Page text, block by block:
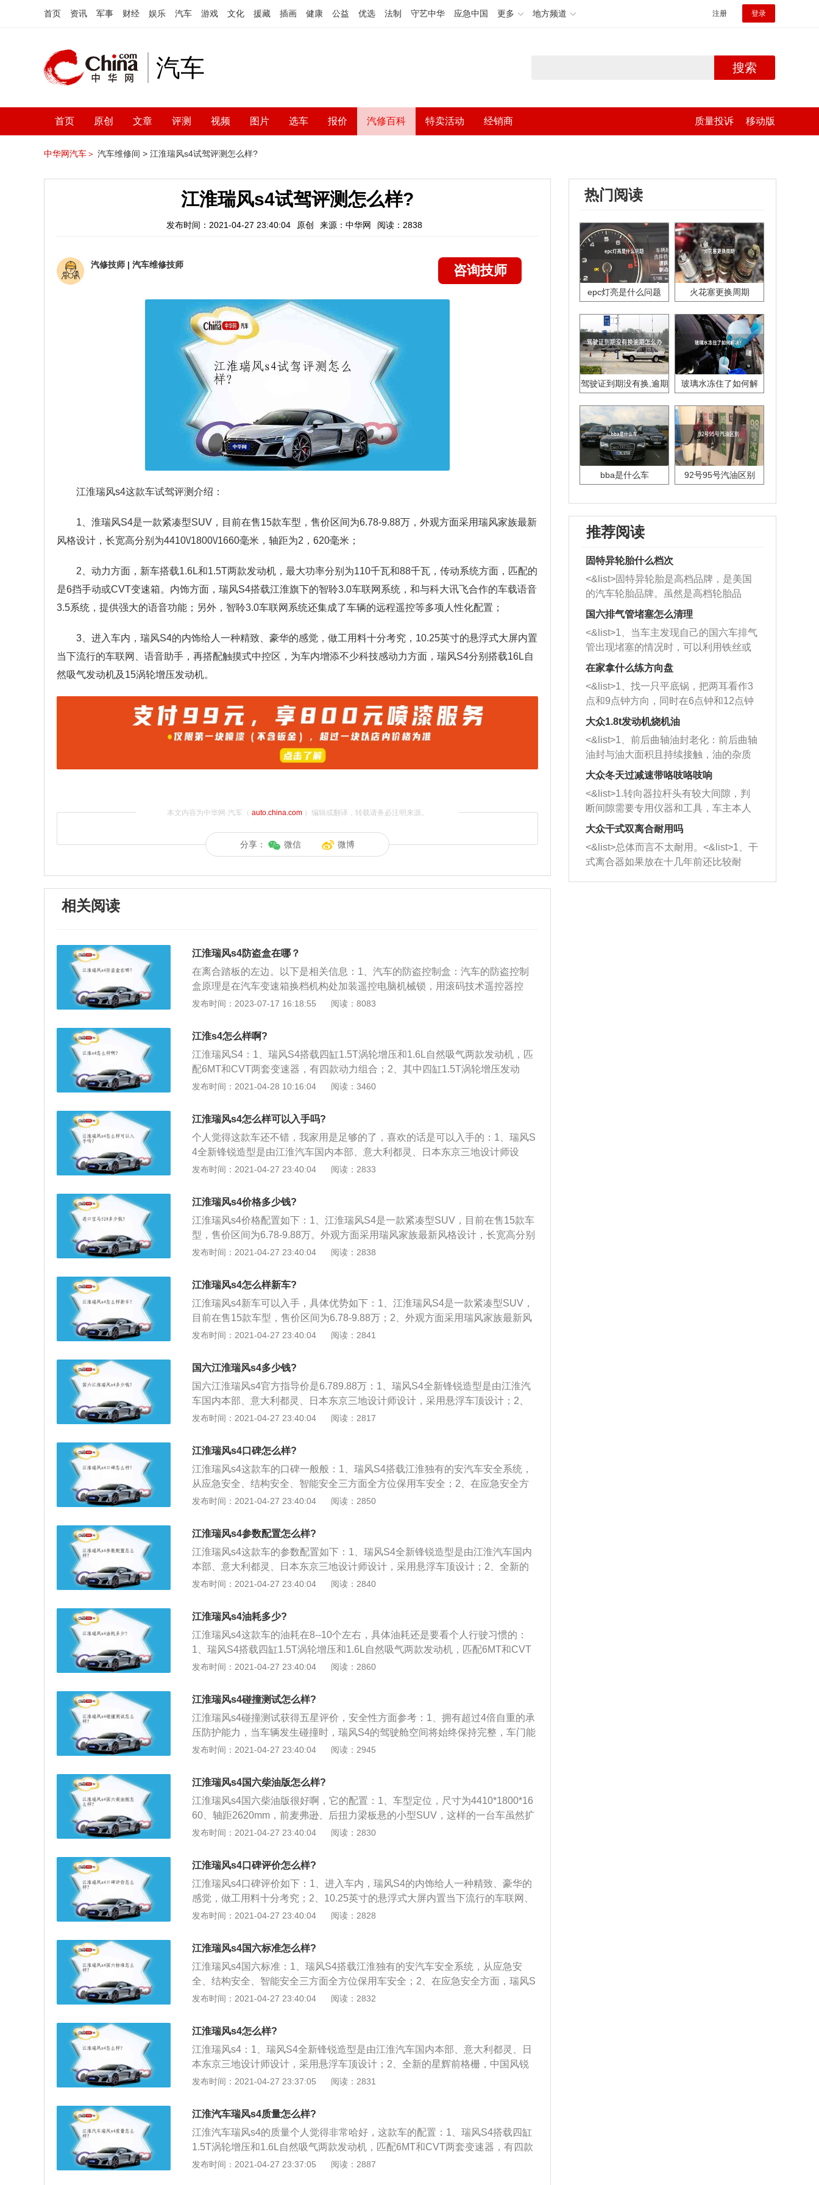
首页 资讯 军事 财经 娱乐 汽车 游戏 文化 援藏 插画 健康 公益 优选 法制 守艺中华 应急中国 更多 地方频道 注册 登录
汽车 搜索
首页 原创 文章 评测 视频 图片 选车 报价 汽修百科 特卖活动 经销商 质量投诉 移动版
中华网汽车＞ 汽车维修间 > 江淮瑞风s4试驾评测怎么样?
江淮瑞风s4试驾评测怎么样?
发布时间：2021-04-27 23:40:04 原创 来源：中华网 阅读：2838
汽修技师 | 汽车维修技师 咨询技师
江淮瑞风s4这款车试驾评测介绍：
1、淮瑞风S4是一款紧凑型SUV，目前在售15款车型，售价区间为6.78-9.88万，外观方面采用瑞风家族最新
风格设计，长宽高分别为4410\/1800\/1660毫米，轴距为2，620毫米；
2、动力方面，新车搭载1.6L和1.5T两款发动机，最大功率分别为110千瓦和88千瓦，传动系统方面，匹配的
是6挡手动或CVT变速箱。内饰方面，瑞风S4搭载江淮旗下的智聆3.0车联网系统，和与科大讯飞合作的车载语音
3.5系统，提供强大的语音功能；另外，智聆3.0车联网系统还集成了车辆的远程遥控等多项人性化配置；
3、进入车内，瑞风S4的内饰给人一种精致、豪华的感觉，做工用料十分考究，10.25英寸的悬浮式大屏内置
当下流行的车联网、语音助手，再搭配触摸式中控区，为车内增添不少科技感动力方面，瑞风S4分别搭载16L自
然吸气发动机及15涡轮增压发动机。
本文内容为中华网·汽车（ auto.china.com）编辑或翻译，转载请务必注明来源。
分享： 微信 微博
相关阅读
江淮瑞风s4防盗盒在哪？
在离合踏板的左边。以下是相关信息：1、汽车的防盗控制盒：汽车的防盗控制
盒原理是在汽车变速箱换档机构处加装遥控电脑机械锁，用滚码技术遥控器控
制，并对安装锁的螺丝孔设计了自锁装置，安装位置隐蔽安全、可以防止偷码和
向控制系统。2、注意事项：防盗系统不是万能的现在许多轿车都在出厂前预装
了车用电脑防盗系统。当钥匙芯片数据与车载电脑预存数据相符，电脑才会通知
相关系统开始工作，允许发动机启动。自带车载电脑防盗系统的轿车不需要再安
装电子防盗器。
发布时间：2023-07-17 16:18:55 阅读：8083
江淮s4怎么样啊?
江淮瑞风S4：1、瑞风S4搭载四缸1.5T涡轮增压和1.6L自然吸气两款发动机，匹
配6MT和CVT两套变速器，有四款动力组合；2、其中四缸1.5T涡轮增压发动
机，其中四缸1.5T涡轮增压发动机，采用低惯量增压器，最大功率110kw，最大
霍尔线性传感器，提升了整车的起步性能。
发布时间：2021-04-28 10:16:04 阅读：3460
江淮瑞风s4怎么样可以入手吗?
个人觉得这款车还不错，我家用是足够的了，喜欢的话是可以入手的：1、瑞风S
4全新锋锐造型是由江淮汽车国内本部、意大利都灵、日本东京三地设计师设
计，采用悬浮车顶设计；2、全新的星辉前格栅，中国风锐眼大灯，龙脊LED尾
1.6L自然吸气两款发动机，匹配6MT和CVT两套变速器，有四款动力组合。其中
四缸1.5T涡轮增压发动机；4、其中四缸1.5T涡轮增压发动机，采用低惯量增压
器，最大功率110kw，最大扭矩210N·m\/2000--4500rpm，百公里加速仅需9.8
秒。
发布时间：2021-04-27 23:40:04 阅读：2833
江淮瑞风s4价格多少钱?
江淮瑞风s4价格配置如下：1、江淮瑞风S4是一款紧凑型SUV，目前在售15款车
型，售价区间为6.78-9.88万。外观方面采用瑞风家族最新风格设计，长宽高分别
为4410\/1800\/1660毫米，轴距为2，620毫米；2、动力方面，新车搭载1.6L和1.
是6挡手动或CVT变速箱。内饰方面，瑞风S4搭载江淮旗下的智聆3.0车联网系
统，和与科大讯飞合作的车载语音3.5系统，提供强大的语音功能；4、另外，智
聆3.0车联网系统还集成了车辆的远程遥控等多项人性化配置。
发布时间：2021-04-27 23:40:04 阅读：2838
江淮瑞风s4怎么样新车?
江淮瑞风s4新车可以入手，具体优势如下：1、江淮瑞风S4是一款紧凑型SUV，
目前在售15款车型，售价区间为6.78-9.88万；2、外观方面采用瑞风家族最新风
格设计，长宽高分别为4410\/1800\/1660毫米，轴距为2，620毫米；3、动力方
动系统方面，匹配的是6挡手动或CVT变速箱。内饰方面，瑞风S4搭载江淮旗下
的智聆3.0车联网系统，和与科大讯飞合作的车载语音3.5系统，提供强大的语音
功能；5、另外，智聆3.0车联网系统还集成了车辆的远程遥控等多项人性化配
置。
发布时间：2021-04-27 23:40:04 阅读：2841
国六江淮瑞风s4多少钱?
国六江淮瑞风s4官方指导价是6.789.88万：1、瑞风S4全新锋锐造型是由江淮汽
车国内本部、意大利都灵、日本东京三地设计师设计，采用悬浮车顶设计；2、
全新的星辉前格栅，中国风锐眼大灯，龙脊LED尾灯，双色运动轮毂及双色车身
全、智能安全三方面全方位保用车安全。
发布时间：2021-04-27 23:40:04 阅读：2817
江淮瑞风s4口碑怎么样?
江淮瑞风s4这款车的口碑一般般：1、瑞风S4搭载江淮独有的安汽车安全系统，
从应急安全、结构安全、智能安全三方面全方位保用车安全；2、在应急安全方
面，瑞风S4搭载TESS爆胎应急安全系统。规避在高速发生爆胎事故时车辆甩
方面，瑞风S4全车高强钢比例达70%，最高强度超过1500MPa，拥有超过4倍自
重的顶压防护能力；4、在智能安全方面，瑞风S4搭载了360全景影像。博世9.3
版本车身稳定控制系统ESP、ESS紧急制动提醒、BOS制动优先系统等多项智能
安全配置。
发布时间：2021-04-27 23:40:04 阅读：2850
江淮瑞风s4参数配置怎么样?
江淮瑞风s4这款车的参数配置如下：1、瑞风S4全新锋锐造型是由江淮汽车国内
本部、意大利都灵、日本东京三地设计师设计，采用悬浮车顶设计；2、全新的
星辉前格栅，中国风锐眼大灯，龙脊LED尾灯，双色运动轮毂及双色车身等设计
屏。
发布时间：2021-04-27 23:40:04 阅读：2840
江淮瑞风s4油耗多少?
江淮瑞风s4这款车的油耗在8--10个左右，具体油耗还是要看个人行驶习惯的：
1、瑞风S4搭载四缸1.5T涡轮增压和1.6L自然吸气两款发动机，匹配6MT和CVT
两套变速器，有四款动力组合。其中四缸1.5T涡轮增压发动机；2、其中四缸1.5
0--4500rpm，百公里加速仅需9.8秒；3、瑞风S4搭载江淮独有的安汽车安全系
统，从应急安全、结构安全、智能安全三方面全方位保用车安全。
发布时间：2021-04-27 23:40:04 阅读：2860
江淮瑞风s4碰撞测试怎么样?
江淮瑞风s4碰撞测试获得五星评价，安全性方面参考：1、拥有超过4倍自重的承
压防护能力，当车辆发生碰撞时，瑞风S4的驾驶舱空间将始终保持完整，车门能
够正常开启，给予车内成员最高的安全保障和逃生机会，这对于越来越注重安全
保障的基础元素，而细节做工则最能体现一个品牌对安全性的重视程度。得益于
江淮汽车和德国大众的深度合作，使得江淮汽车在制造领域迈上了全新台阶。江
淮大众合资公司成立后，其旗下的产品和部分江淮汽车的产品不仅在同一生产线
上共同制造生产；3、在新车的生产过程中，冲压、焊装、涂装、总装的每一个
环节都严格对应大众的生产标准，仅生产工位一项就有97项检查清单以检查是否
保证驾乘者的出行安全。
发布时间：2021-04-27 23:40:04 阅读：2945
江淮瑞风s4国六柴油版怎么样?
江淮瑞风s4国六柴油版很好啊，它的配置：1、车型定位，尺寸为4410*1800*16
60、轴距2620mm，前麦弗逊、后扭力梁板悬的小型SUV，这样的一台车虽然扩
展空间已经有A车的水平但视觉感受还是偏小的；设计感线条犀利缺少小型车应
款江淮自主研发的发动机，以1.5T为例最大功率110kw、峰值扭矩210牛米，匹
配6挡手动、CVT自动变速箱。这款动力组合没有可以吐槽的，手动T版起售价7.
18万，自动T版起售价也仅为8.08万，价格是比较合理的；3、从空间动力两点判
断，S4这台车的级别比宝骏510高出一级，但却比同样定位小型车的传祺GS3、
东南Dx3等车低了一级，在车型非常集中的自主品牌A0级SUV里瑞风S4并没有明
些，但平庸的车型价格也应该平庸一些，否则哪有竞争力。
发布时间：2021-04-27 23:40:04 阅读：2830
江淮瑞风s4口碑评价怎么样?
江淮瑞风s4口碑评价如下：1、进入车内，瑞风S4的内饰给人一种精致、豪华的
感觉，做工用料十分考究；2、10.25英寸的悬浮式大屏内置当下流行的车联网、
语音助手，再搭配触摸式中控区，为车内增添不少科技感动力方面，瑞风S4分别
者最大输出功率为110kW传动部分与发动机四配的是6速手动及CⅥ变速箱，据
恶，新车未来还有望招载12润轮增压发动机并搭配6速双离合变速箱。
发布时间：2021-04-27 23:40:04 阅读：2828
江淮瑞风s4国六标准怎么样?
江淮瑞风s4国六标准：1、瑞风S4搭载江淮独有的安汽车安全系统，从应急安
全、结构安全、智能安全三方面全方位保用车安全；2、在应急安全方面，瑞风S
4搭载TESS爆胎应急安全系统，规避在高速发生爆胎事故时车辆甩尾、翻车等危
全车高强钢比例达70%，最高强度超过1500MPa，拥有超过4倍自重的顶压防护
能力；4、在智能安全方面，瑞风S4搭载了360全景影像，博世9.3版本车身稳定
控制系统ESP、ESS紧急制动提醒、BOS制动优先系统等多项智能安全配置。
发布时间：2021-04-27 23:40:04 阅读：2832
江淮瑞风s4怎么样?
江淮瑞风s4：1、瑞风S4全新锋锐造型是由江淮汽车国内本部、意大利都灵、日
本东京三地设计师设计，采用悬浮车顶设计；2、全新的星辉前格栅，中国风锐
眼大灯，龙脊LED尾灯，双色运动轮毂及双色车身等设计元素；3、非对称式几
发布时间：2021-04-27 23:37:05 阅读：2831
江淮汽车瑞风s4质量怎么样?
江淮汽车瑞风s4的质量个人觉得非常哈好，这款车的配置：1、瑞风S4搭载四缸
1.5T涡轮增压和1.6L自然吸气两款发动机，匹配6MT和CVT两套变速器，有四款
动力组合。其中四缸1.5T涡轮增压发动机。其中四缸1.5T涡轮增压发动机，采用
发布时间：2021-04-27 23:37:05 阅读：2887
热门阅读
epc灯亮是什么问题 火花塞更换周期
驾驶证到期没有换,逾期
玻璃水冻住了如何解
bba是什么车 92号95号汽油区别
推荐阅读
固特异轮胎什么档次
<&list>固特异轮胎是高档品牌，是美国
的汽车轮胎品牌。虽然是高档轮胎品
牌，但是中高低端的轮胎都有生产，这
也是为了更好的开拓市场。
国六排气管堵塞怎么清理
<&list>1、当车主发现自己的国六车排气
管出现堵塞的情况时，可以利用铁丝或
者是细棍，直接将杂物给取出来，如果
堵塞情况比较严重，也可以采取应急措
施。 <&list>2、直接利用木棍将所有的
杂物推到排气管里面的位置处，然后将
三元催化器拆解开，就可以将堵塞的东
西取出来。但如果是因为积碳过多引起
的堵塞，就需要将三元催化器泡在草酸
洗剂对堵塞的情况得到解决，将清洗剂
放在燃油箱中，与燃油混合后，车辆启
动时，就可以和汽油一起进入到燃烧
室，最后形成废气排出，就可以让三元
催化器得到清洗，排气管堵塞的情况就
能够得到解决。
在家拿什么练方向盘
<&list>1、找一只平底锅，把两耳看作3
点和9点钟方向，同时在6点钟和12点钟
方向做一个标记。 <&list>2、双手握住
一圈半的练习，往右同样也要打相同的
圈数。 <&list>3、最后强调要反复练
习，这样就可以形成肌肉记忆，在真实
驾驶车辆时，不需要记忆也能打好方
向。
大众1.8t发动机烧机油
<&list>1、前后曲轴油封老化：前后曲轴
油封与油大面积且持续接触，油的杂质
和发动机内持续温度变化使其密封效果
逐渐减弱，导致渗油或漏油。<&list>2、
活塞间隙过大：积碳会使活塞环与缸体
的间隙扩大，导致机油流入燃烧室中，
造成烧机油。<&list>3、机油粘度。使用
机油粘度过小的话，同样会有烧机油现
象，机油粘度过小具有很好的流动性，
大众冬天过减速带咯吱咯吱响
<&list>1.转向器拉杆头有较大间隙，判
断间隙需要专用仪器和工具，车主本人
无法制作，需要将车辆送到修理厂或4s
店；<&list>2.车辆半轴套管防尘罩破
裂，破裂后会出现漏油现象，使半轴磨
损严重，磨损的半轴容易损坏，产生异
响；<&list>3.稳定器的转向胶套和球头
大众干式双离合耐用吗
<&list>总体而言不太耐用。<&list>1、干
式离合器如果放在十几年前还比较耐